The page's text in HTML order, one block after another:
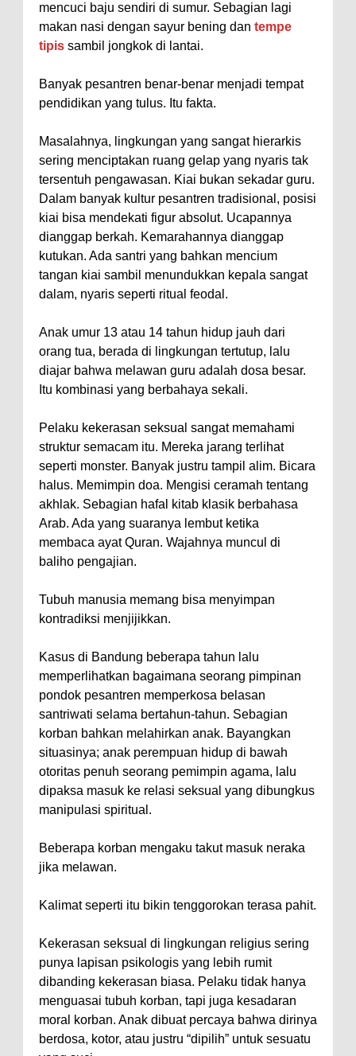
mencuci baju sendiri di sumur. Sebagian lagi
makan nasi dengan sayur bening dan tempe
tipis sambil jongkok di lantai.
Banyak pesantren benar-benar menjadi tempat
pendidikan yang tulus. Itu fakta.
Masalahnya, lingkungan yang sangat hierarkis
sering menciptakan ruang gelap yang nyaris tak
tersentuh pengawasan. Kiai bukan sekadar guru.
Dalam banyak kultur pesantren tradisional, posisi
kiai bisa mendekati figur absolut. Ucapannya
dianggap berkah. Kemarahannya dianggap
kutukan. Ada santri yang bahkan mencium
tangan kiai sambil menundukkan kepala sangat
dalam, nyaris seperti ritual feodal.
Anak umur 13 atau 14 tahun hidup jauh dari
orang tua, berada di lingkungan tertutup, lalu
diajar bahwa melawan guru adalah dosa besar.
Itu kombinasi yang berbahaya sekali.
Pelaku kekerasan seksual sangat memahami
struktur semacam itu. Mereka jarang terlihat
seperti monster. Banyak justru tampil alim. Bicara
halus. Memimpin doa. Mengisi ceramah tentang
akhlak. Sebagian hafal kitab klasik berbahasa
Arab. Ada yang suaranya lembut ketika
membaca ayat Quran. Wajahnya muncul di
baliho pengajian.
Tubuh manusia memang bisa menyimpan
kontradiksi menjijikkan.
Kasus di Bandung beberapa tahun lalu
memperlihatkan bagaimana seorang pimpinan
pondok pesantren memperkosa belasan
santriwati selama bertahun-tahun. Sebagian
korban bahkan melahirkan anak. Bayangkan
situasinya; anak perempuan hidup di bawah
otoritas penuh seorang pemimpin agama, lalu
dipaksa masuk ke relasi seksual yang dibungkus
manipulasi spiritual.
Beberapa korban mengaku takut masuk neraka
jika melawan.
Kalimat seperti itu bikin tenggorokan terasa pahit.
Kekerasan seksual di lingkungan religius sering
punya lapisan psikologis yang lebih rumit
dibanding kekerasan biasa. Pelaku tidak hanya
menguasai tubuh korban, tapi juga kesadaran
moral korban. Anak dibuat percaya bahwa dirinya
berdosa, kotor, atau justru “dipilih” untuk sesuatu